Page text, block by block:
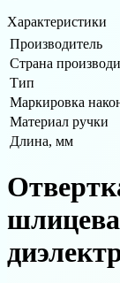
Характеристики
Производитель
Страна
Тип
Маркировка
Материал ручки
Длина, мм